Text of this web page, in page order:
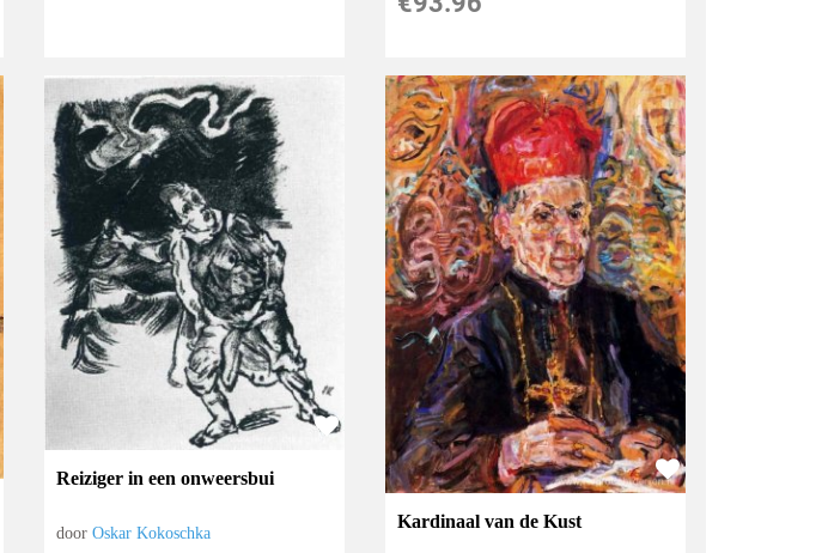
Reiziger in een onweersbui
doorOskar Kokoschka
Kardinaal van de Kust